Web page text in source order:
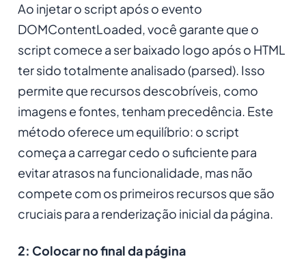
Ao injetar o script após o evento
DOMContentLoaded, você garante que o
script comece a ser baixado logo após o HTML
ter sido totalmente analisado (parsed). Isso
permite que recursosdescobríveis, como
imagens e fontes, tenham precedência. Este
método oferece um equilíbrio: o script
começa a carregar cedo o suficiente para
evitar atrasos na funcionalidade, mas não
compete com os primeiros recursos que são
cruciais para a renderização inicial da página.
2: Colocar no final da página